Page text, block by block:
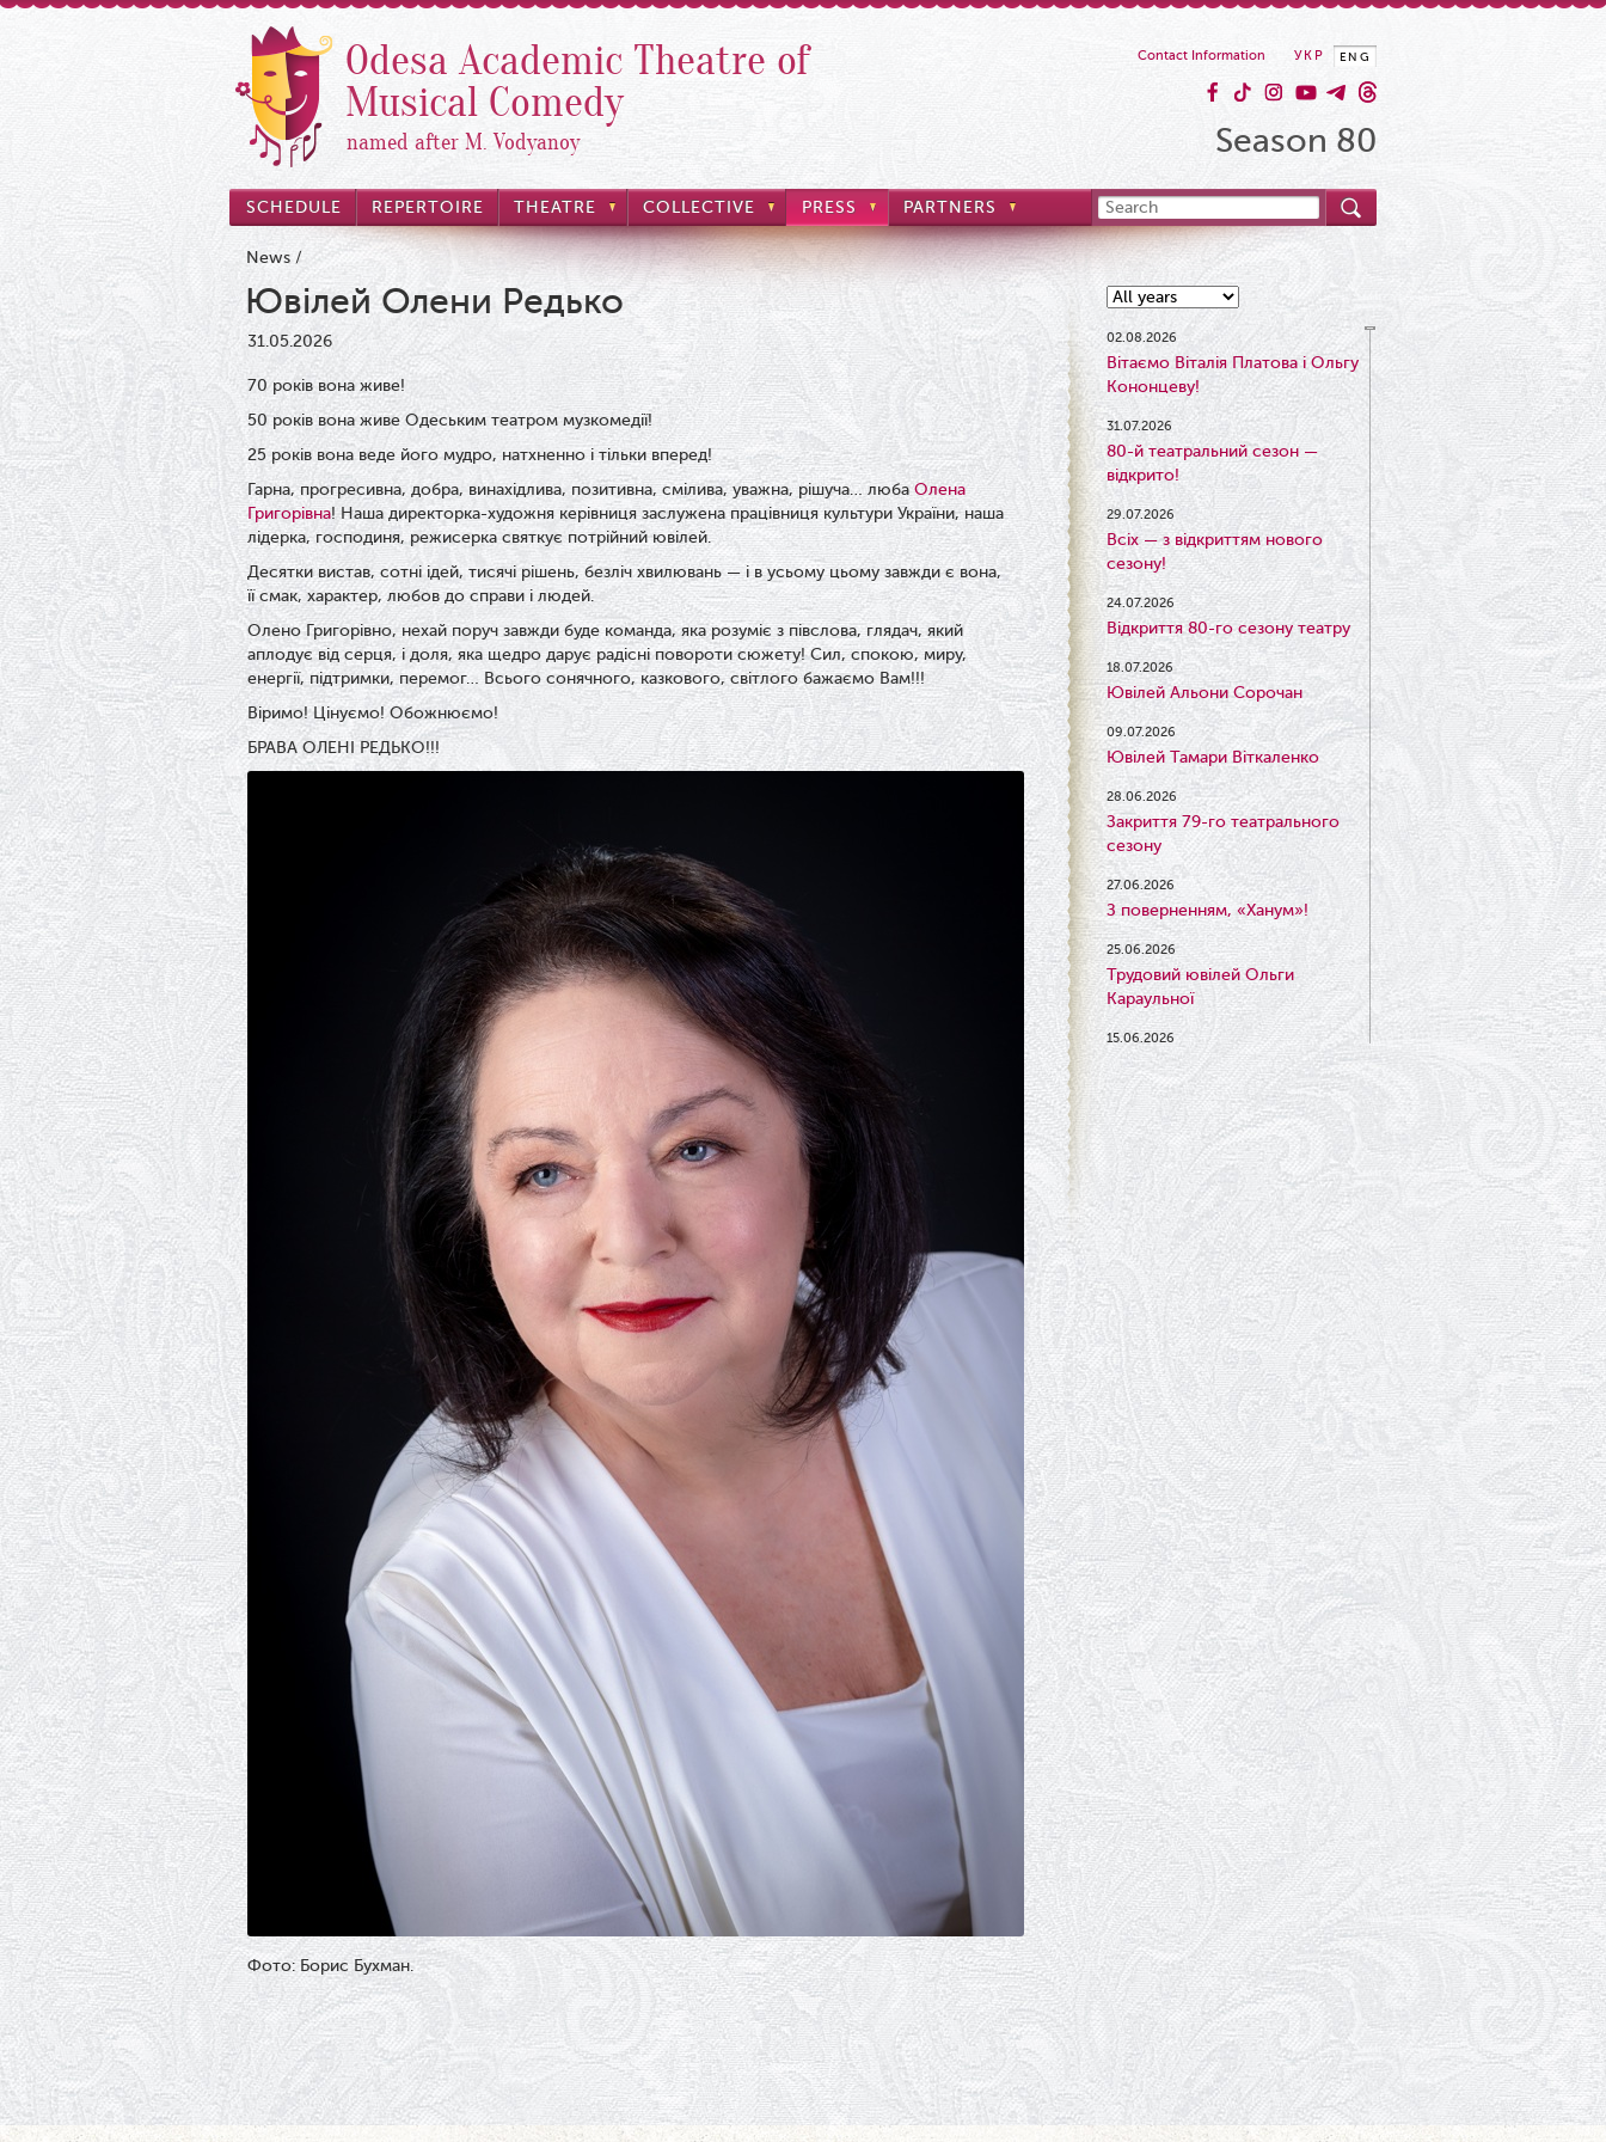
Odesa Academic Theatre of
Musical Comedy
named after M. Vodyanoy
ENG
УКР
Contact Information
Season 80
SCHEDULE REPERTOIRE THEATRE COLLECTIVE PRESS PARTNERS
News /
Ювілей Олени Редько
31.05.2026
70 років вона живе!
50 років вона живе Одеським театром музкомедії!
25 років вона веде його мудро, натхненно і тільки вперед!
Гарна, прогресивна, добра, винахідлива, позитивна, смілива, уважна, рішуча… люба Олена
Григорівна! Наша директорка-художня керівниця заслужена працівниця культури України, наша
лідерка, господиня, режисерка святкує потрійний ювілей.
Десятки вистав, сотні ідей, тисячі рішень, безліч хвилювань — і в усьому цьому завжди є вона,
її смак, характер, любов до справи і людей.
Олено Григорівно, нехай поруч завжди буде команда, яка розуміє з півслова, глядач, який
аплодує від серця, і доля, яка щедро дарує радісні повороти сюжету! Сил, спокою, миру,
енергії, підтримки, перемог… Всього сонячного, казкового, світлого бажаємо Вам!!!
Віримо! Цінуємо! Обожнюємо!
БРАВА ОЛЕНІ РЕДЬКО!!!
Фото: Борис Бухман.
02.08.2026
Вітаємо Віталія Платова і Ольгу
Кононцеву!
31.07.2026
80-й театральний сезон —
відкрито!
29.07.2026
Всіх — з відкриттям нового
сезону!
24.07.2026
Відкриття 80-го сезону театру
18.07.2026
Ювілей Альони Сорочан
09.07.2026
Ювілей Тамари Віткаленко
28.06.2026
Закриття 79-го театрального
сезону
27.06.2026
З поверненням, «Ханум»!
25.06.2026
Трудовий ювілей Ольги
Караульної
15.06.2026
Результати конкурсу
09.06.2026
Вітаємо Ірину Візіренко з
народженням дівчинки!
01.06.2026
Дякуємо за свято!
01.06.2026
Графік роботи каси 1 червня
31.05.2026
Ювілей Олени Редько
30.05.2026
Ювілей Станіслава Зайцева
28.05.2026
Вітаємо Олександра Кабакова
з прем'єрою!
19.05.2026
Ювілей Володимира
Кондратьєва
18.05.2026
Шукаємо інженерів і техніків
17.05.2026
Ювілей Валентини Бородіної
13.05.2026
Конкурс на заміщення
вакантних посад
12.05.2026
Ювілей Світлани Коцюренко
10.05.2026
Онлайн-трансляція концерту
«Хто кого?»
09.05.2026
Ювілей Олександра Ланге
08.05.2026
Відновлення мюзиклу «Ханум»
06.05.2026